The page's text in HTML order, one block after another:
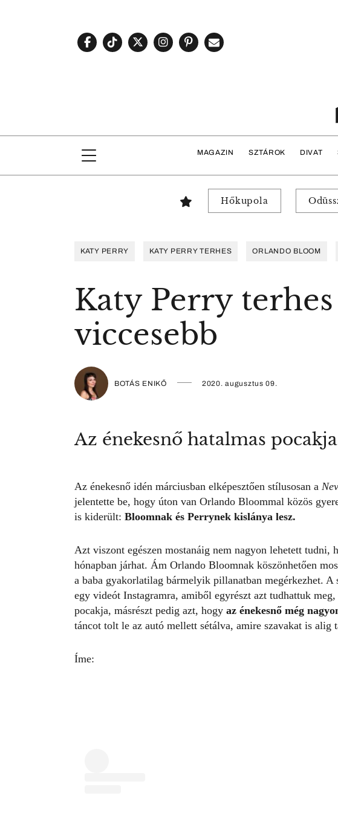
MAGAZIN SZTÁROK DIVAT
Hőkupola
KATY PERRY KATY PERRY TERHES ORLANDO BLOOM
Katy Perry
viccesebb
BOTÁS ENIKŐ 2020. augusztus 09.
Az énekesnő hatalmas
Az énekesnő idén márciusban elképesztően stílusosan a
jelentette be, hogy úton van Orlando Bloommal közös
is kiderült: Bloomnak és Perrynek kislánya lesz.
Azt viszont egészen mostanáig nem nagyon lehetett tudni,
hónapban járhat. Ám Orlando Bloomnak köszönhetően
a baba gyakorlatilag bármelyik pillanatban megérkezhet.
egy videót Instagramra, amiből egyrészt azt tudhattuk
pocakja, másrészt pedig azt, hogy az énekesnő még
táncot tolt le az autó mellett sétálva, amire szavakat is alig
Íme: